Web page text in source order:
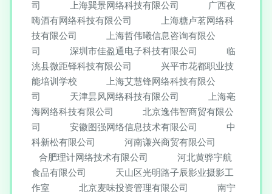
司
上海巽景网络科技有限公司
广西夜
嗨酒有网络科技有限公司
上海糖卢茗网络科
技有限公司
上海哲伟曦信息咨询有限公
司
深圳市佳盈通电子科技有限公司
临
洮县微距铎科技有限公司
兴平市花都职业技
能培训学校
上海艾慧锋网络科技有限公
司
天津昙风网络科技有限公司
上海亳
海网络科技有限公司
北京逸伟智商贸有限公
司
安徽图强网络信息技术有限公司
中
科新松有限公司
河南谦兴商贸有限公司
合肥理计网络技术有限公司
河北黄骅宇航
食品有限公司
天山区光明路子辰影业摄影工
作室
北京麦味投资管理有限公司
南宁